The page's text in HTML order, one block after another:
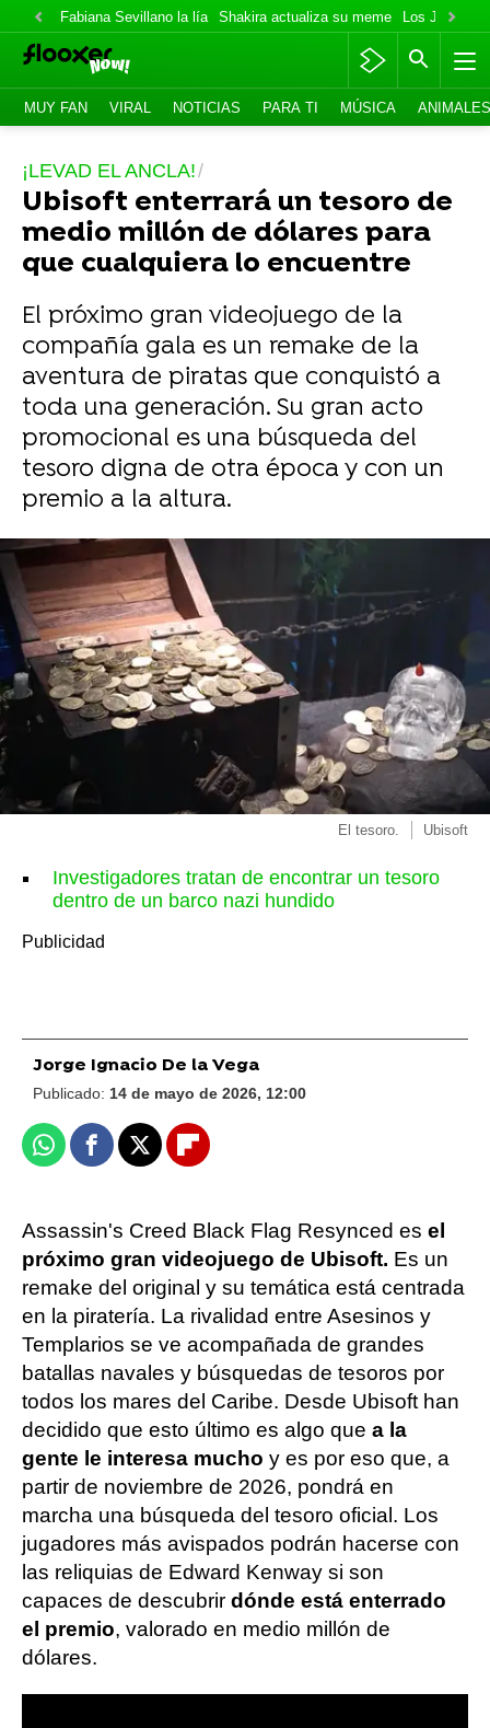
Fabiana Sevillano la lía Shakira actualiza su meme Los Jonas
MUY FAN VIRAL NOTICIAS PARA TI MÚSICA ANIMALES
¡LEVAD EL ANCLA!
Ubisoft enterrará un tesoro de
medio millón de dólares para
que cualquiera lo encuentre
El próximo gran videojuego de la
compañía gala es un remake de la
aventura de piratas que conquistó a
toda una generación. Su gran acto
promocional es una búsqueda del
tesoro digna de otra época y con un
premio a la altura.
El tesoro. Ubisoft
Investigadores tratan de encontrar un tesoro
dentro de un barco nazi hundido
Jorge Ignacio De la Vega
Publicado: 14 de mayo de 2026, 12:00
WhatsappFacebook
X Flipboard
Assassin's Creed Black Flag Resynced es el
próximo gran videojuego de Ubisoft. Es un
remake del original y su temática está centrada
en la piratería. La rivalidad entre Asesinos y
Templarios se ve acompañada de grandes
batallas navales y búsquedas de tesoros por
todos los mares del Caribe. Desde Ubisoft han
decidido que esto último es algo que a la
gente le interesa mucho y es por eso que, a
partir de noviembre de 2026, pondrá en
marcha una búsqueda del tesoro oficial. Los
jugadores más avispados podrán hacerse con
las reliquias de Edward Kenway si son
capaces de descubrir dónde está enterrado
el premio, valorado en medio millón de
dólares.